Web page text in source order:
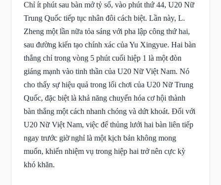
Chỉ ít phút sau bàn mở tỷ số, vào phút thứ 44, U20 Nữ
Trung Quốc tiếp tục nhân đôi cách biệt. Lần này, L.
Zheng một lần nữa tỏa sáng với pha lập công thứ hai,
sau đường kiến tạo chính xác của Yu Xingyue. Hai bàn
thắng chỉ trong vòng 5 phút cuối hiệp 1 là một đòn
giáng mạnh vào tinh thần của U20 Nữ Việt Nam. Nó
cho thấy sự hiệu quả trong lối chơi của U20 Nữ Trung
Quốc, đặc biệt là khả năng chuyển hóa cơ hội thành
bàn thắng một cách nhanh chóng và dứt khoát. Đối với
U20 Nữ Việt Nam, việc để thủng lưới hai bàn liên tiếp
ngay trước giờ nghỉ là một kịch bản không mong
muốn, khiến nhiệm vụ trong hiệp hai trở nên cực kỳ
khó khăn.